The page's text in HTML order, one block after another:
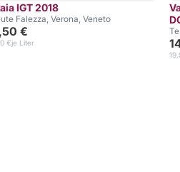
IGT 2018
Falezza, Verona, Veneto
€
je Liter
€